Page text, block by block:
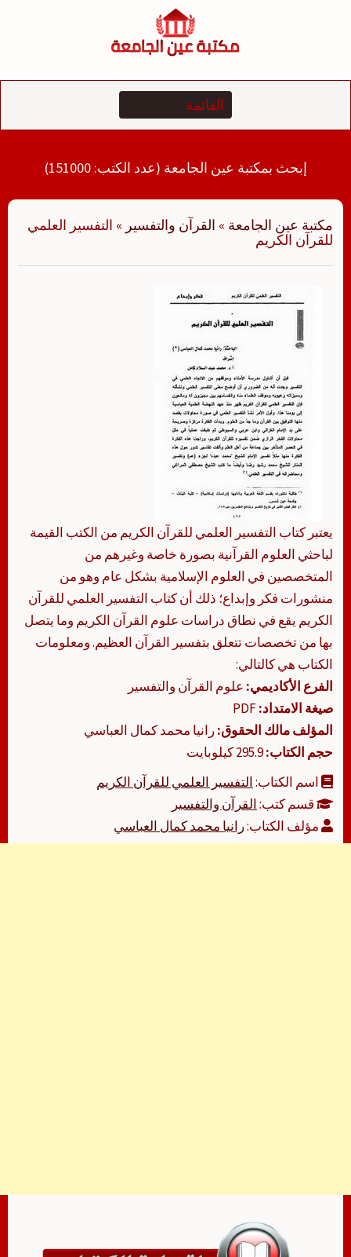
إبحث بمكتبة عين الجامعة (عدد الكتب: 151000)
مكتبة عين الجامعة » القرآن والتفسير » التفسير العلمي
للقرآن الكريم
يعتبر كتاب التفسير العلمي للقرآن الكريم من الكتب القيمة
لباحثي العلوم القرآنية بصورة خاصة وغيرهم من
المتخصصين في العلوم الإسلامية بشكل عام وهو من
منشورات فكر وإبداع؛ ذلك أن كتاب التفسير العلمي للقرآن
الكريم يقع في نطاق دراسات علوم القرآن الكريم وما يتصل
بها من تخصصات تتعلق بتفسير القرآن العظيم. ومعلومات
الكتاب هي كالتالي:
الفرع الأكاديمي: علوم القرآن والتفسير
صيغة الامتداد:
المؤلف مالك الحقوق:رانيا محمد كمال العباسي
حجم الكتاب:295.9 كيلوبايت
اسم الكتاب:التفسير العلمي للقرآن الكريم
قسم كتب:القرآن والتفسير
مؤلف الكتاب:رانيا محمد كمال العباسي